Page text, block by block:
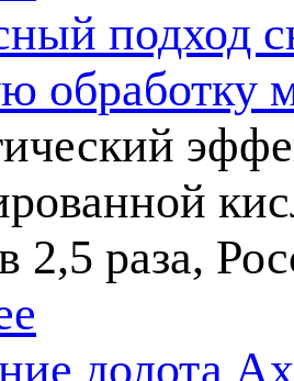
подход
обработку
2,5 раза,
долота